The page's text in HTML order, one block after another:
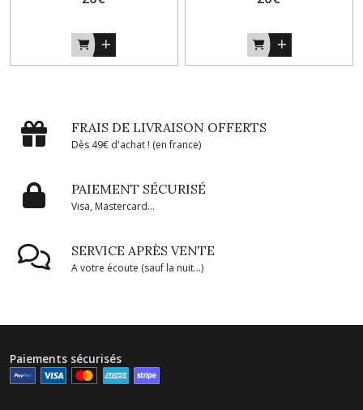
FRAIS DE LIVRAISON OFFERTS
Dès 49€ d'achat ! (en france)
PAIEMENT SÉCURISÉ
Visa, Mastercard...
SERVICE APRÈS VENTE
A votre écoute (sauf la nuit...)
Paiements sécurisés